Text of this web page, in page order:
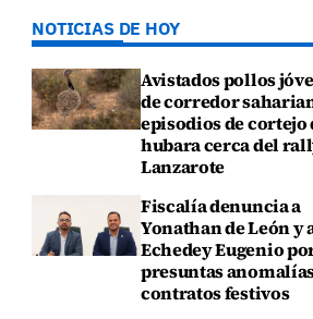
NOTICIAS DE HOY
Avistados pollos
de corredor
episodios de cortejo
hubara cerca del
Lanzarote
Fiscalía denuncia a
Yonathan de León y
Echedey Eugenio
presuntas
contratos festivos